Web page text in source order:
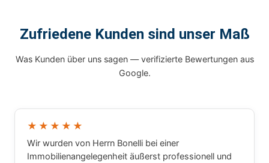
Zufriedene Kunden sind unser Maß
Was Kunden über uns sagen — verifizierte Bewertungen aus
Google.
★★★★★
Wir wurden von Herrn Bonelli bei einer
Immobilienangelegenheit äußerst professionell und